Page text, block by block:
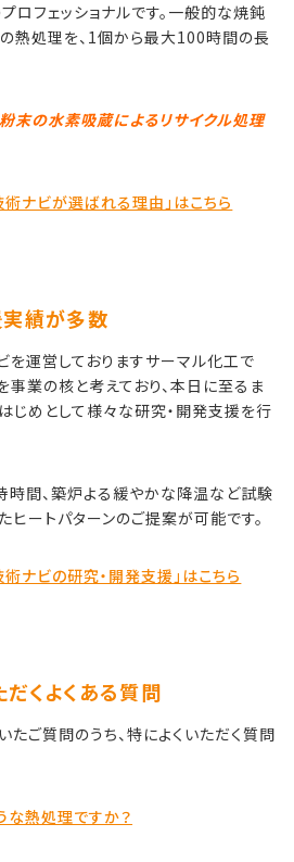
フェッショナルです。一般的な焼鈍
熱処理を、1個から最大100時間の長
末の水素吸蔵によるリサイクル処理
ナビが選ばれる理由」はこちら
績が多数
を運営しておりますサーマル化工で
業の核と考えており、本日に至るま
じめとして様々な研究・開発支援を行
時間、築炉よる緩やかな降温など試験
ヒートパターンのご提案が可能です。
ナビの研究・開発支援」はこちら
くよくある質問
ご質問のうち、特によくいただく質問
な熱処理ですか？